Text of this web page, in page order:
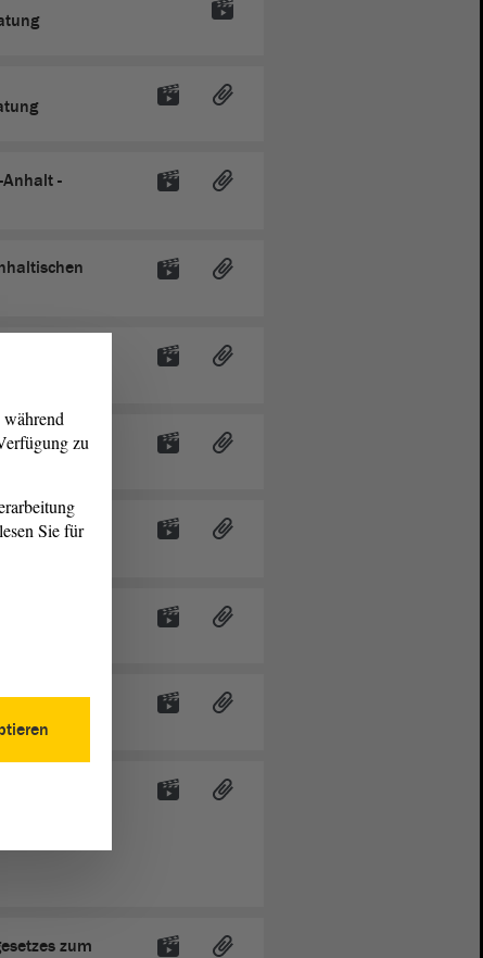
Anhalt -
gestalten
-
des Landes
zur
zum
zu
Sie für